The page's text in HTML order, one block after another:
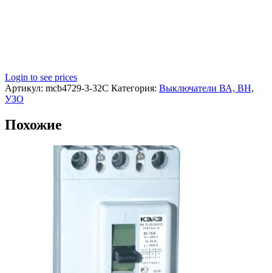
Login to see prices
Артикул: mcb4729-3-32C Категория: Выключатели ВА, ВН,
УЗО
Похожие